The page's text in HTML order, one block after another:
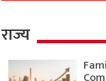
राज्य